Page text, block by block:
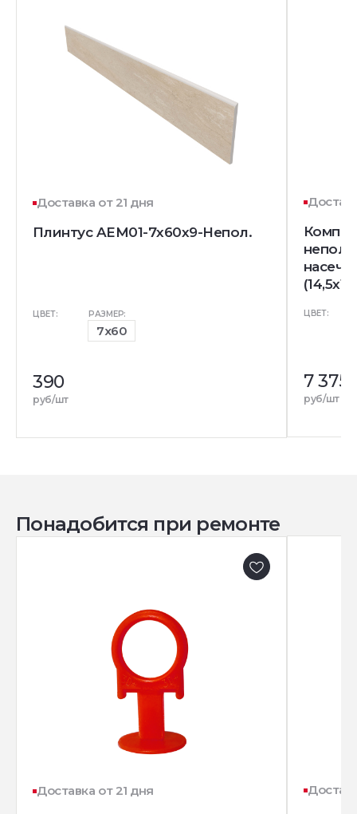
Доставка от 21 дня
Плинтус AEM01-7x60x9-Непол.
ЦВЕТ: РАЗМЕР:
7x60
390
руб/шт
непол.
ЦВЕТ:
7 375
руб/шт
Понадобится при ремонте
Доставка от 21 дня